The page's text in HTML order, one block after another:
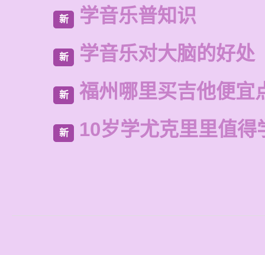
新 学音乐普知识
新 学音乐对大脑的好处
新 福州哪里买吉他便宜
新 10岁学尤克里里值得